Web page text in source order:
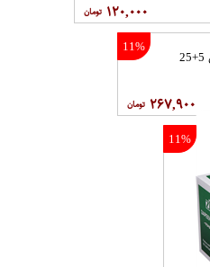
۱۲۰,۰۰۰
11%
چای سبز عطری 5+25
۲۶۷,۹۰۰
11%